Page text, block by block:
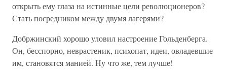
открыть ему глаза на истинные цели революционеров?
Стать посредником между двумя лагерями?
Добржинский хорошо уловил настроение Гольденберга.
Он, бесспорно, неврастеник, психопат, идеи, овладевшие
им, становятся манией. Ну что же, тем лучше!